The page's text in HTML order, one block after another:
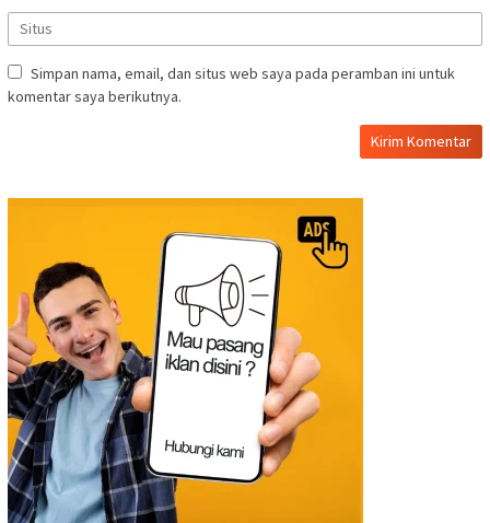
Simpan nama, email, dan situs web saya pada peramban ini untuk
komentar saya berikutnya.